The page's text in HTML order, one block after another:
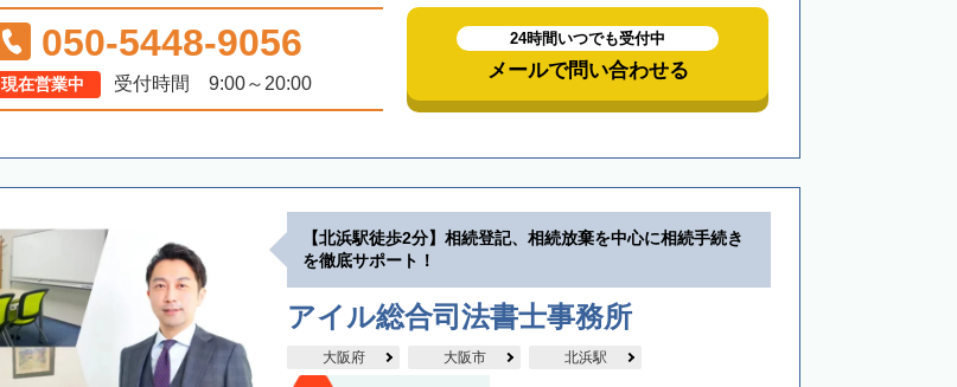
050-5448-9056
現在営業中 受付時間 9:00～20:00
24時間いつでも受付中
メールで問い合わせる
【北浜駅徒歩2分】相続登記、相続放棄を中心に相続手続き
を徹底サポート！
アイル総合司法書士事務所
大阪府 大阪市 北浜駅